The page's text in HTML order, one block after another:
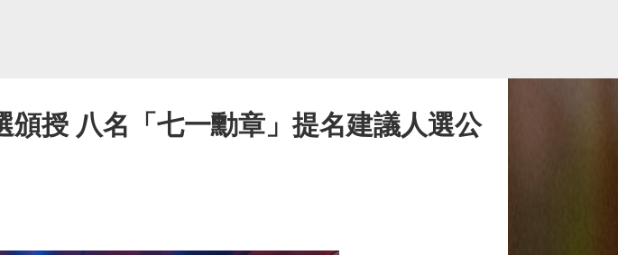
頒授 八名「七一勳章」提名建議人選公